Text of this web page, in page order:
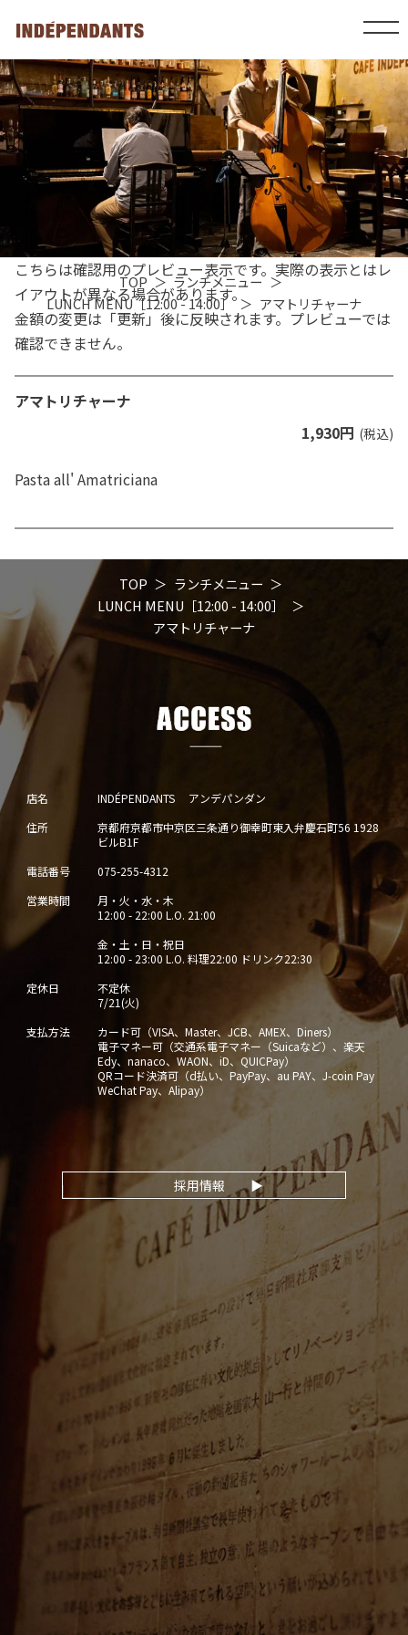
TOP
ランチメニュー
LUNCH MENU［12:00 - 14:00］
アマトリチャーナ
こちらは確認用のプレビュー表示です。実際の表示とはレ
イアウトが異なる場合があります。
金額の変更は「更新」後に反映されます。プレビューでは
確認できません。
アマトリチャーナ
1,930円 (税込)
Pasta all' Amatriciana
TOP
ランチメニュー
LUNCH MENU［12:00 - 14:00］
アマトリチャーナ
店名
INDÉPENDANTS アンデパンダン
住所
京都府京都市中京区三条通り御幸町東入弁慶石町56 1928
ビルB1F
電話番号
075-255-4312
営業時間
月・火・水・木
12:00 - 22:00 L.O. 21:00
金・土・日・祝日
12:00 - 23:00 L.O. 料理22:00 ドリンク22:30
定休日
不定休
7/21(火)
支払方法
カード可（VISA、Master、JCB、AMEX、Diners）
電子マネー可（交通系電子マネー（Suicaなど）、楽天
Edy、nanaco、WAON、iD、QUICPay）
QRコード決済可（d払い、PayPay、au PAY、J-coin Pay
WeChat Pay、Alipay）
採用情報 ▶